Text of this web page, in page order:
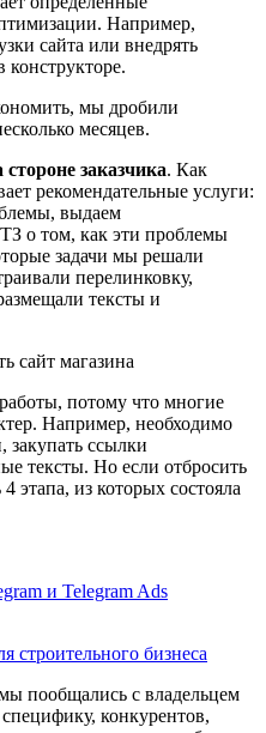
Например,
сайта или внедрять
мы дробили
месяцев.
заказчика. Как
рекомендательные услуги:
выдаем
о том, как эти проблемы
задачи мы решали
перелинковку,
тексты и
сайт магазина
потому что многие
Например, необходимо
закупать ссылки
тексты. Но если отбросить
этапа, из которых состояла
и Telegram Ads
строительного бизнеса
пообщались с владельцем
конкурентов,